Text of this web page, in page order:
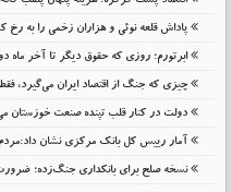
پاداش قلعه نوئی و هزاران زخمی را به رخ
ابرتورم؛ روزی که حقوق دیگر تا آخر ماه
چیزی که جنگ از اقتصاد ایران می‌گیرد،
دولت در کنار قلب تپنده صنعت خوزستان
آمار رییس کل بانک مرکزی نشان داد:مردم
نسخه صلح برای بانکداری جنگ‌زده؛ ضرورت